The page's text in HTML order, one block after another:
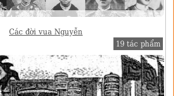
Các đời vua Nguyễn
19 tác phẩm